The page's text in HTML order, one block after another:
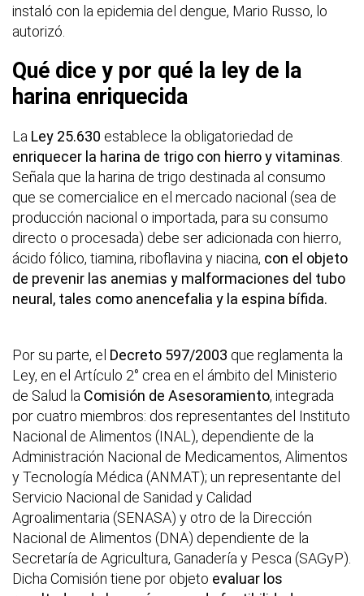
instaló con la epidemia del dengue, Mario Russo, lo
autorizó.
Qué dice y por qué la ley de la
harina enriquecida
La Ley 25.630 establece la obligatoriedad de
enriquecer la harina de trigo con hierro y vitaminas
Señala que la harina de trigo destinada al consumo
que se comercialice en el mercado nacional (sea de
producción nacional o importada, para su consumo
directo o procesada) debe ser adicionada con hierro,
ácido fólico, tiamina, riboflavina y niacina, con el objeto
de prevenir las anemias y malformaciones del tubo
neural, tales como anencefalia y la espina bífida.
Por su parte, el Decreto 597/2003 que reglamenta la
Ley, en el Artículo 2° crea en el ámbito del Ministerio
de Salud la Comisión de Asesoramiento, integrada
por cuatro miembros: dos representantes del Instituto
Nacional de Alimentos (INAL), dependiente de la
Administración Nacional de Medicamentos, Alimentos
y Tecnología Médica (ANMAT); un representante del
Servicio Nacional de Sanidad y Calidad
Agroalimentaria (SENASA) y otro de la Dirección
Nacional de Alimentos (DNA) dependiente de la
Secretaría de Agricultura, Ganadería y Pesca (SAGyP).
Dicha Comisión tiene por objeto evaluar los